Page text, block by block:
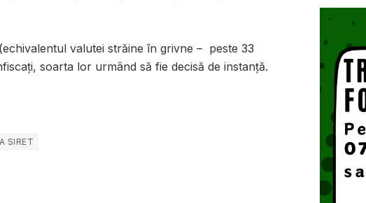
valutei străine în grivne – peste 33
soarta lor urmând să fie decisă de instanță.
SIRET